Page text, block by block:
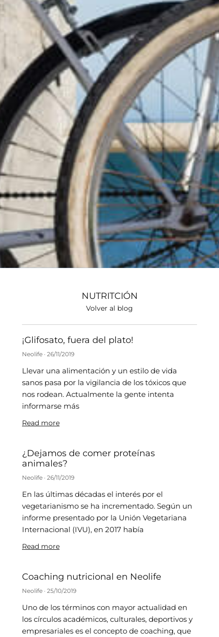
NUTRITCIÓN
Volver al blog
¡Glifosato, fuera del plato!
Neolife 26/11/2019
Llevar una alimentación y un estilo de vida
sanos pasa por la vigilancia de los tóxicos que
nos rodean. Actualmente la gente intenta
informarse más
Read more
¿Dejamos de comer proteínas
animales?
Neolife 26/11/2019
En las últimas décadas el interés por el
vegetarianismo se ha incrementado. Según un
informe presentado por la Unión Vegetariana
Internacional (IVU), en 2017 había
Read more
Coaching nutricional en Neolife
Neolife 25/10/2019
Uno de los términos con mayor actualidad en
los círculos académicos, culturales, deportivos y
empresariales es el concepto de coaching, que